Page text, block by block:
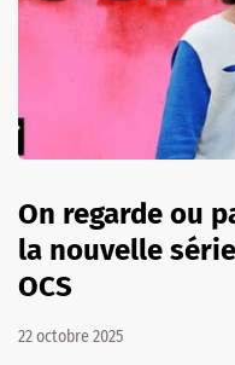
On regarde ou
la nouvelle
OCS
22 octobre 2025